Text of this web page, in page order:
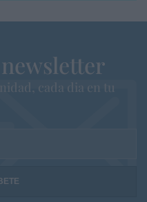
cada dia en tu